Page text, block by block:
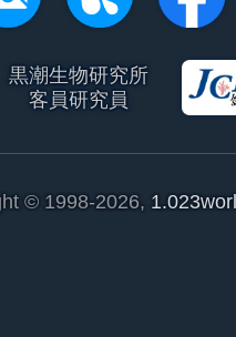
黒潮生物研究所
客員研究員
© 1998-2026,